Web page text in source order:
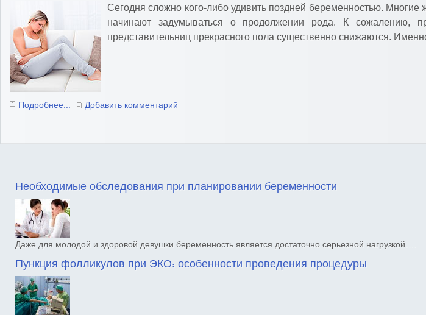
Сегодня сложно кого-либо удивить поздней беременностью.
начинают задумываться о продолжении рода. К сожалению,
представительниц прекрасного пола существенно снижаются.
Подробнее... Добавить комментарий
Необходимые обследования при планировании беременности
Даже для молодой и здоровой девушки беременность является достаточно серьезной нагрузкой.…
Пункция фолликулов при ЭКО: особенности проведения процедуры